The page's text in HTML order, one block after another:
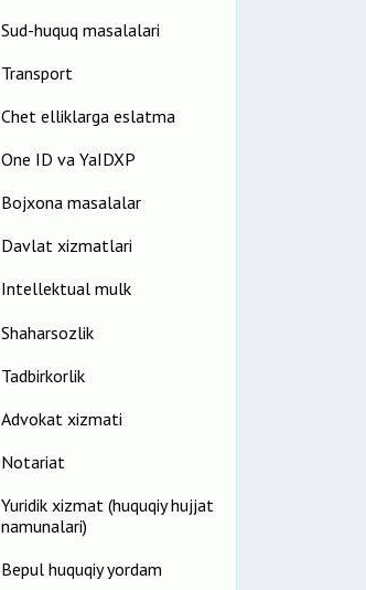
Sud-huquq masalalari
Transport
Chet elliklarga eslatma
One ID vа YaIDXP
Bojxona masalalar
Davlat xizmatlari
Intellektual mulk
Shaharsozlik
Tadbirkorlik
Advokat xizmati
Notariat
Yuridik xizmat (huquqiy hujjat
namunalari)
Bepul huquqiy yordam